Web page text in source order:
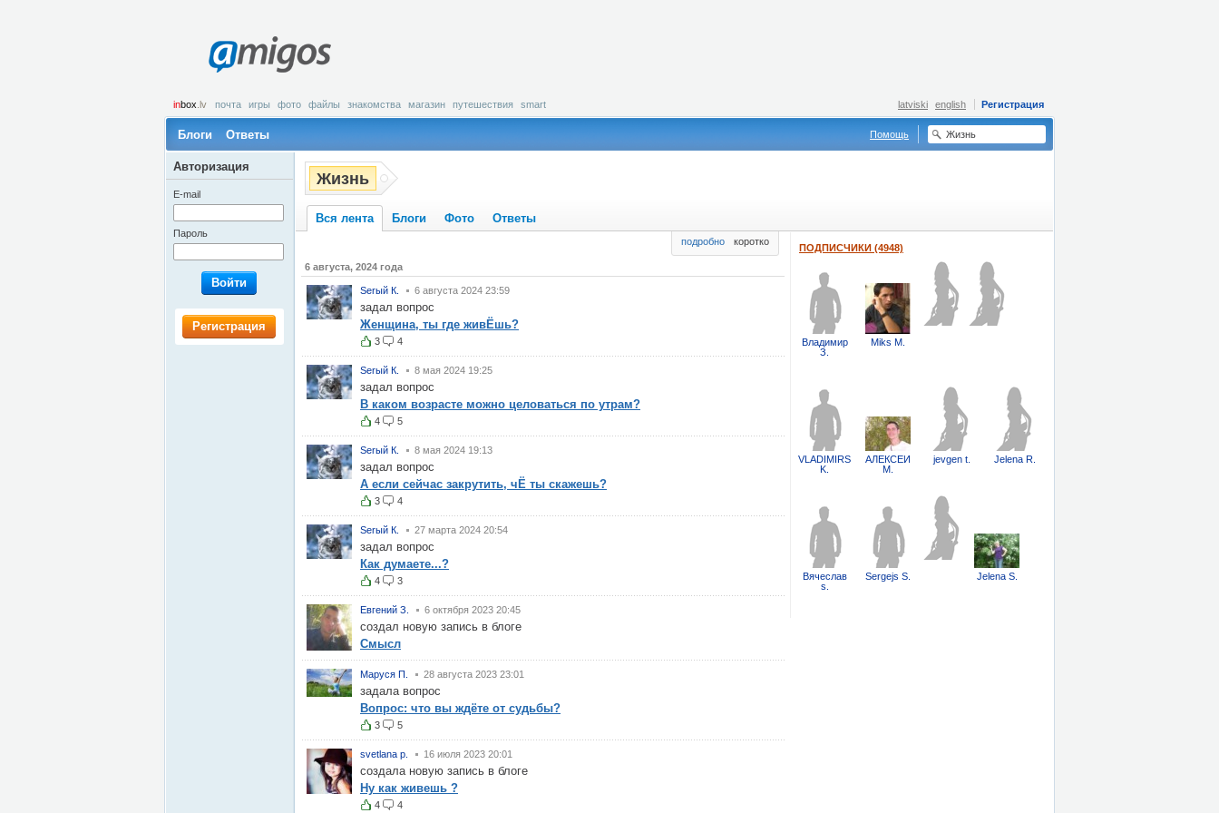
amigos
inbox .lv почта игры фото файлы знакомства магазин путешествия smart Регистрация
latviski english
Блоги Ответы Помощь
Жизнь
Вся лента Блоги Фото Ответы
подробно коротко
6 августа, 2024 года
Serый К. 6 августа 2024 23:59
задал вопрос
Женщина, ты где живЁшь?
3 4
Serый К. 8 мая 2024 19:25
задал вопрос
В каком возрасте можно целоваться по утрам?
4 5
Serый К. 8 мая 2024 19:13
задал вопрос
А если сейчас закрутить, чЁ ты скажешь?
3 4
Serый К. 27 марта 2024 20:54
задал вопрос
Как думаете...?
4 3
Евгений З. 6 октября 2023 20:45
создал новую запись в блоге
Смысл
Маруся П. 28 августа 2023 23:01
задала вопрос
Вопрос: что вы ждёте от судьбы?
3 5
svetlana p. 16 июля 2023 20:01
создала новую запись в блоге
Ну как живешь ?
4 4
ПОДПИСЧИКИ (4948)
Владимир
З.
Miks M.
VLADIMIRS
K.
АЛЕКСЕЙ
М.
jevgen t. Jelena R.
Вячеслав
s.
Sergejs Š. Jelena S.
Авторизация
E-mail
Пароль
Войти
Регистрация